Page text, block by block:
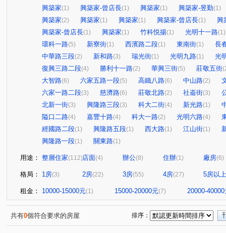
興築家(1) 興築家-曾店長(1) 興築家(1) 興築家-昱勤(1)
興築家(2) 興築家(1) 興築家(1) 興築家-曾店長(1)
興
興築家-曾店長(1) 興築家(1) 竹科悦揚(1) 光明十一路(1)
環科一路(5) 新寮街(1) 西濱路二段(1) 東南街(1)
長
中華路三段(2) 新和路(3) 瑞光街(1) 光明九路(1)
光
復興三路二段(4) 勝利十一路(2) 華興三街(5) 莊敬五街
大智路(6) 六家五路一段(5) 高鐵八路(6) 中山路(2)
六家一路二段(3) 慈濟路(6) 莊敬北路(2) 社崙街(3)
北新一街(3) 興隆路三段(3) 科大二街(4) 新光路(1)
隘口二路(4) 嘉豐十路(4) 科大一路(2) 光明六路(4)
經國路二段(1) 興隆路五段(1) 西大路(1) 江山街(1)
興隆路一段(1) 關東路(1)
用途： 整層住家(112)店面(4) 辦公(8) 住辦(1) 廠房(6)
格局： 1房(3) 2房(22) 3房(55) 4房(27) 5房以上
租金： 10000-15000元(1) 15000-20000元(7) 20000-40000
共有0個符合要求的房屋 排序：